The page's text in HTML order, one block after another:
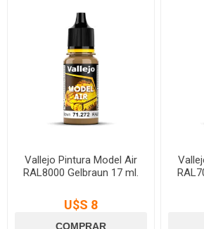
Vallejo Pintura Model Air
RAL8000 Gelbraun 17 ml.
U$S 8